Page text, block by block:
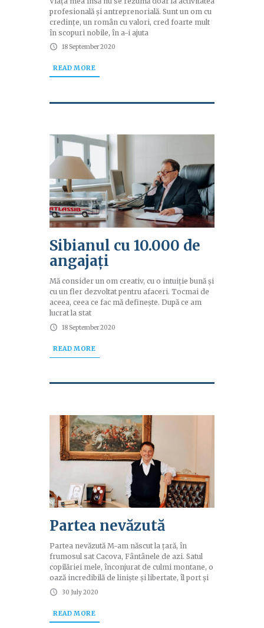
profesională și antreprenorială. Sunt un om cu
credințe, un român cu valori, cred foarte mult
în scopuri nobile, în a-i ajuta
18 September 2020
READ MORE
Sibianul cu 10.000 de
angajați
Mă consider un om creativ, cu o intuiție bună și
cu un fler dezvoltat pentru afaceri. Tocmai de
aceea, ceea ce fac mă definește. După ce am
lucrat la stat
18 September 2020
READ MORE
Partea nevăzută
Partea nevăzută M-am născut la țară, în
frumosul sat Cacova, Fântânele de azi. Satul
copilăriei mele, înconjurat de culmi montane, o
oază incredibilă de liniște și libertate, îl port și
30 July 2020
READ MORE